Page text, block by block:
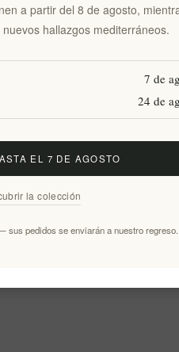
a partir del 8 de agosto,
hallazgos mediterráneos.
7 de
24 de
EL 7 DE AGOSTO
la colección
sus pedidos se enviarán a nuestro regreso.